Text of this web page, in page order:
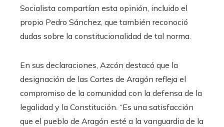
Socialista compartían esta opinión, incluido el
propio Pedro Sánchez, que también reconoció
dudas sobre la constitucionalidad de tal norma.
En sus declaraciones, Azcón destacó que la
designación de las Cortes de Aragón refleja el
compromiso de la comunidad con la defensa de la
legalidad y la Constitución. “Es una satisfacción
que el pueblo de Aragón esté a la vanguardia de la